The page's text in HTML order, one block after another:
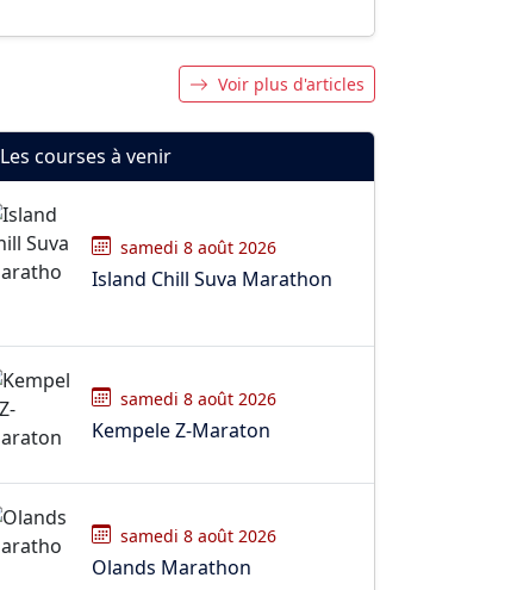
Voir plus d'articles
Les courses à venir
samedi 8 août 2026
Island Chill Suva Marathon
samedi 8 août 2026
Kempele Z-Maraton
samedi 8 août 2026
Olands Marathon